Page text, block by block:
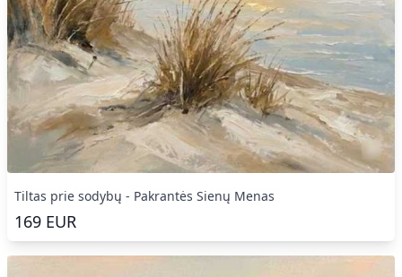
Tiltas prie sodybų - Pakrantės Sienų Menas
169 EUR